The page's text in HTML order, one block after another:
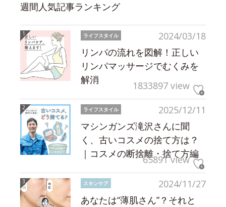
週間人気記事ランキング
2024/03/18
ライフスタイル
リンパの流れを図解！正しい
リンパマッサージでむくみを
解消
1833897 view
2025/12/11
ライフスタイル
マシンガンズ滝沢さんに聞
く、古いコスメの捨て方は？
｜コスメの断捨離・捨て方編
65891 view
2024/11/27
スキンケア
あなたは“薄肌さん”？それと